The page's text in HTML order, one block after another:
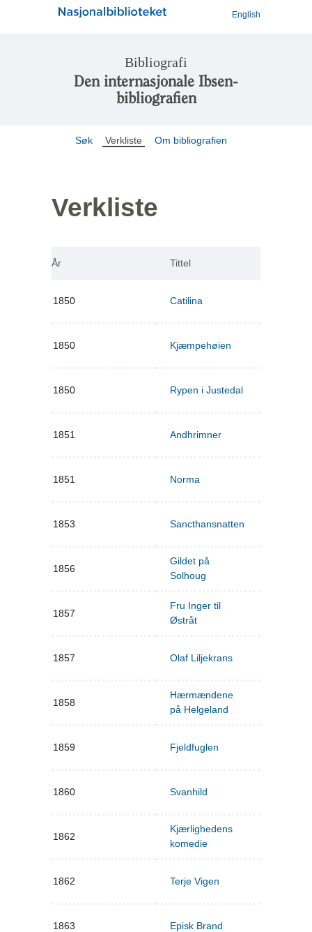
English
Bibliografi
Den internasjonale Ibsen-
bibliografien
Søk Verkliste Om bibliografien
Verkliste
År Tittel
1850 Catilina
1850 Kjæmpehøien
1850 Rypen i Justedal
1851 Andhrimner
1851 Norma
1853 Sancthansnatten
1856
Gildet på
Solhoug
1857
Fru Inger til
Østråt
1857 Olaf Liljekrans
1858
Hærmændene
på Helgeland
1859 Fjeldfuglen
1860 Svanhild
1862
Kjærlighedens
komedie
1862 Terje Vigen
1863 Episk Brand